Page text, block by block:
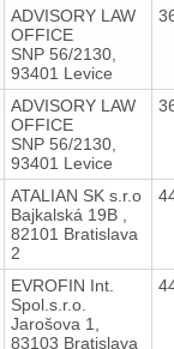
ADVISORY LAW
OFFICE
SNP 56/2130,
93401 Levice
ADVISORY LAW
OFFICE
SNP 56/2130,
93401 Levice
ATALIAN SK s.r.o
Bajkalská 19B ,
82101 Bratislava
2
EVROFIN Int.
Spol.s.r.o.
Jarošova 1,
83103 Bratislava